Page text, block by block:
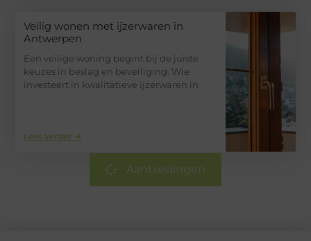
Veilig wonen met ijzerwaren in
Antwerpen
Een veilige woning begint bij de juiste
keuzes in beslag en beveiliging. Wie
investeert in kwalitatieve ijzerwaren in
Lees verder ➜
Aanbiedingen